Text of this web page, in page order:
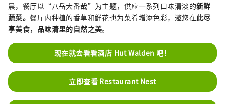
晨，餐厅以“八岳大番哉”为主题，供应一系列口味清淡的新鲜
蔬菜。 餐厅内种植的香草和鲜花也为菜肴增添色彩，邀您在此尽
享美食，品味清里的自然之美。
现在就去看看酒店 Hut Walden 吧！
立即查看 Restaurant Nest